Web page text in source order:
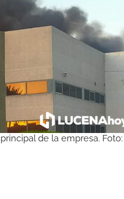
de la empresa. Foto: